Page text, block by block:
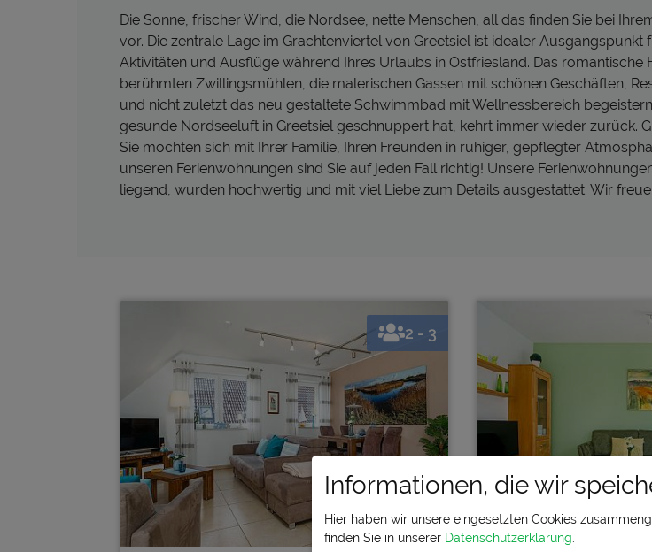
Die Sonne, frischer Wind, die Nordsee, nette Menschen, all das finden Sie bei
vor. Die zentrale Lage im Grachtenviertel von Greetsiel ist idealer Ausgangspunkt
Aktivitäten und Ausflüge während Ihres Urlaubs in Ostfriesland. Das romantische
berühmten Zwillingsmühlen, die malerischen Gassen mit schönen Geschäften,
und nicht zuletzt das neu gestaltete Schwimmbad mit Wellnessbereich
gesunde Nordseeluft in Greetsiel geschnuppert hat, kehrt immer wieder zurück.
Sie möchten sich mit Ihrer Familie, Ihren Freunden in ruhiger, gepflegter
unseren Ferienwohnungen sind Sie auf jeden Fall richtig! Unsere
liegend, wurden hochwertig und mit viel Liebe zum Details ausgestattet. Wir
2 - 3
Informationen, die wir
Hier haben wir unsere eingesetzten Cookies
finden Sie in unserer Datenschutzerklärung